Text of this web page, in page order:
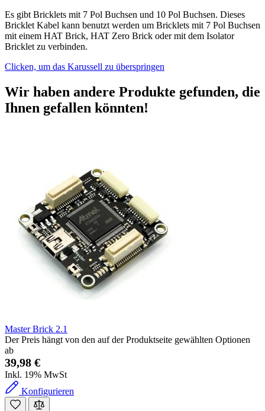
Es gibt Bricklets mit 7 Pol Buchsen und 10 Pol Buchsen. Dieses
Bricklet Kabel kann benutzt werden um Bricklets mit 7 Pol Buchsen
mit einem HAT Brick, HAT Zero Brick oder mit dem Isolator
Bricklet zu verbinden.
Clicken, um das Karussell zu überspringen
Wir haben andere Produkte gefunden, die
Ihnen gefallen könnten!
Master Brick 2.1
Der Preis hängt von den auf der Produktseite gewählten Optionen
ab
39,98 €
Inkl. 19% MwSt
Konfigurieren